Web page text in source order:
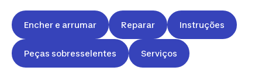
Encher e arrumar Reparar Instruções
Peças sobresselentes Serviços